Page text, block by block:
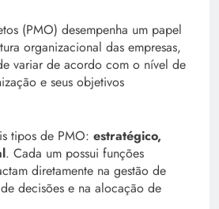
(PMO) desempenha um papel
organizacional das empresas,
variar de acordo com o nível de
e seus objetivos
tipos de PMO: estratégico,
. Cada um possui funções
diretamente na gestão de
decisões e na alocação de